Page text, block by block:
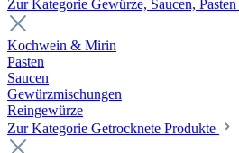
Zur Kategorie Gewürze, Saucen, Pasten
Kochwein & Mirin
Pasten
Saucen
Gewürzmischungen
Reingewürze
Zur Kategorie Getrocknete Produkte